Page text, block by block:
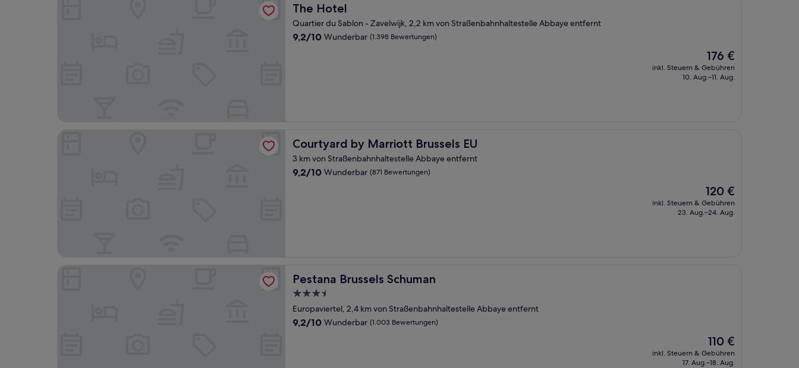
The Hotel
The Hotel
Quartier du Sablon - Zavelwijk, 2,2 km von Straßenbahnhaltestelle Abbaye entfernt
9.2
9,2/10 Wunderbar (1.398 Bewertungen)
Der
Preis
beträgt
176 €
inkl. Steuern & Gebühren
10. Aug.–11. Aug.
Courtyard by Marriott Brussels EU
Courtyard by Marriott Brussels EU
3 km von Straßenbahnhaltestelle Abbaye entfernt
9.2
9,2/10 Wunderbar (871 Bewertungen)
Der
Preis
beträgt
120 €
inkl. Steuern & Gebühren
23. Aug.–24. Aug.
Pestana Brussels Schuman
Pestana Brussels Schuman
3.5-
Sterne-
Unterkunft
Europaviertel, 2,4 km von Straßenbahnhaltestelle Abbaye entfernt
9.2
9,2/10 Wunderbar (1.003 Bewertungen)
Der
Preis
beträgt
110 €
inkl. Steuern & Gebühren
17. Aug.–18. Aug.